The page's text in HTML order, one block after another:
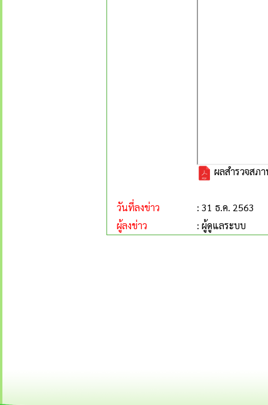
ผลสำรวจสภ
วันที่ลงข่าว
: 31 ธ.ค. 2563
ผู้ลงข่าว
: ผู้ดูแลระบบ